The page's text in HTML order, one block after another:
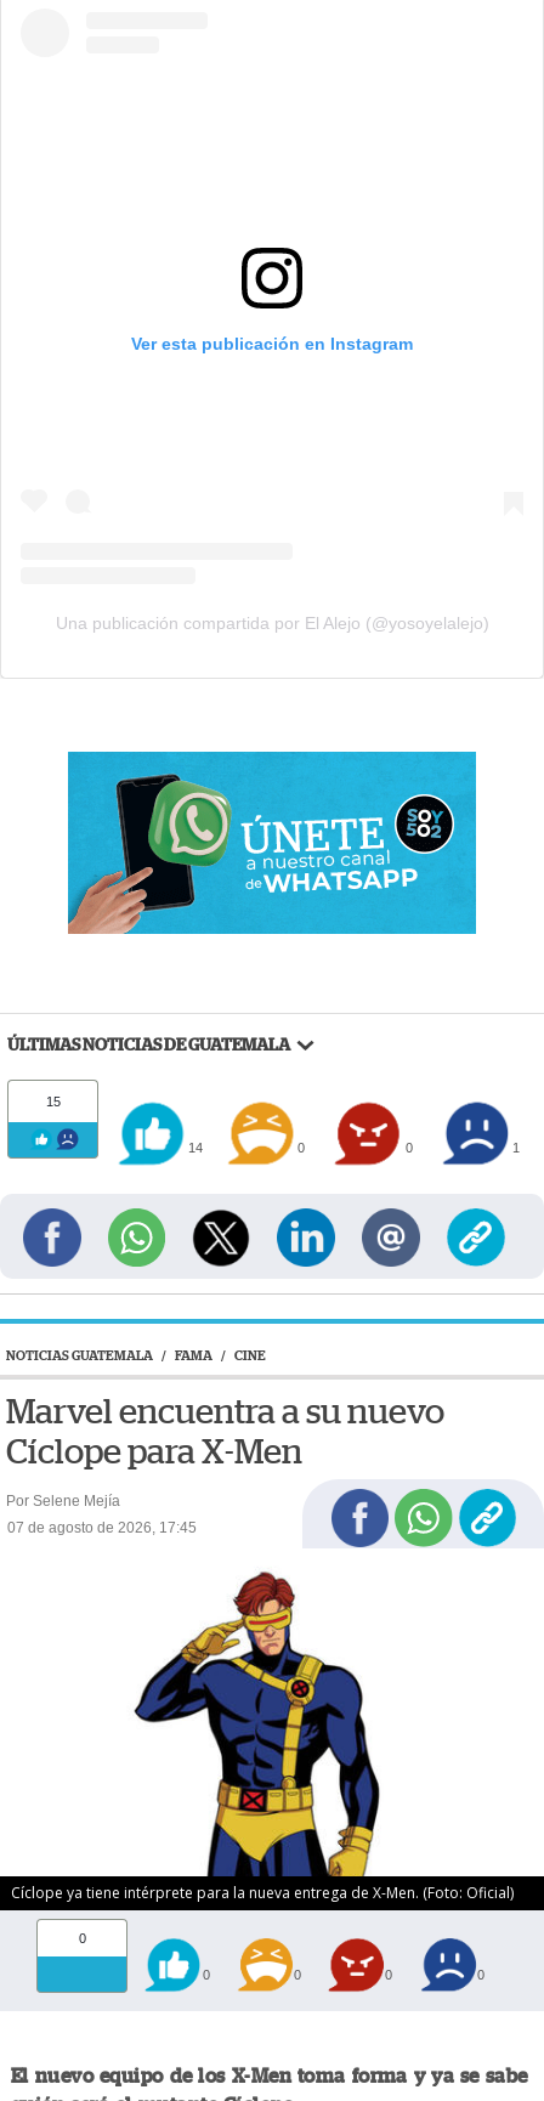
Ver esta publicación en Instagram
Una publicación compartida por El Alejo (@yosoyelalejo)
ÚLTIMAS NOTICIAS DE GUATEMALA
15
14 0 0 1
NOTICIAS GUATEMALA / FAMA / CINE
Marvel encuentra a su nuevo
Cíclope para X-Men
Por Selene Mejía
07 de agosto de 2026, 17:45
Cíclope ya tiene intérprete para la nueva entrega de X-Men. (Foto: Oficial)
0
0 0 0 0
El nuevo equipo de los X-Men toma forma y ya se sabe